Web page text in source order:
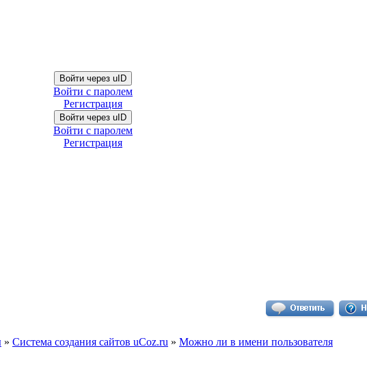
Войти через uID
Войти с паролем
Регистрация
Войти через uID
Войти с паролем
Регистрация
» Система создания сайтов uCoz.ru » Можно ли в имени пользователя